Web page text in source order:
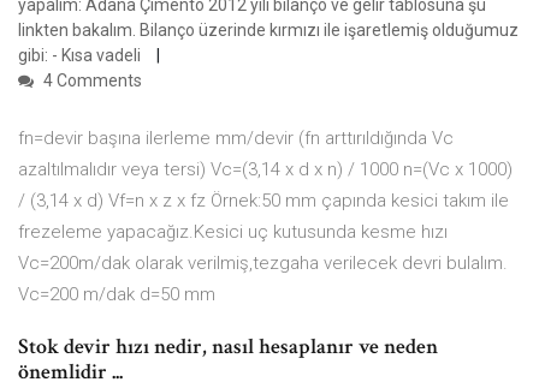
yapalım: Adana Çimento 2012 yılı bilanço ve gelir tablosuna şu
linkten bakalım. Bilanço üzerinde kırmızı ile işaretlemiş olduğumuz
gibi: - Kısa vadeli
4 Comments
fn=devir başına ilerleme mm/devir (fn arttırıldığında Vc
azaltılmalıdır veya tersi) Vc=(3,14 x d x n) / 1000 n=(Vc x 1000)
/ (3,14 x d) Vf=n x z x fz Örnek:50 mm çapında kesici takım ile
frezeleme yapacağız.Kesici uç kutusunda kesme hızı
Vc=200m/dak olarak verilmiş,tezgaha verilecek devri bulalım.
Vc=200 m/dak d=50 mm
Stok devir hızı nedir, nasıl hesaplanır ve neden
önemlidir ...